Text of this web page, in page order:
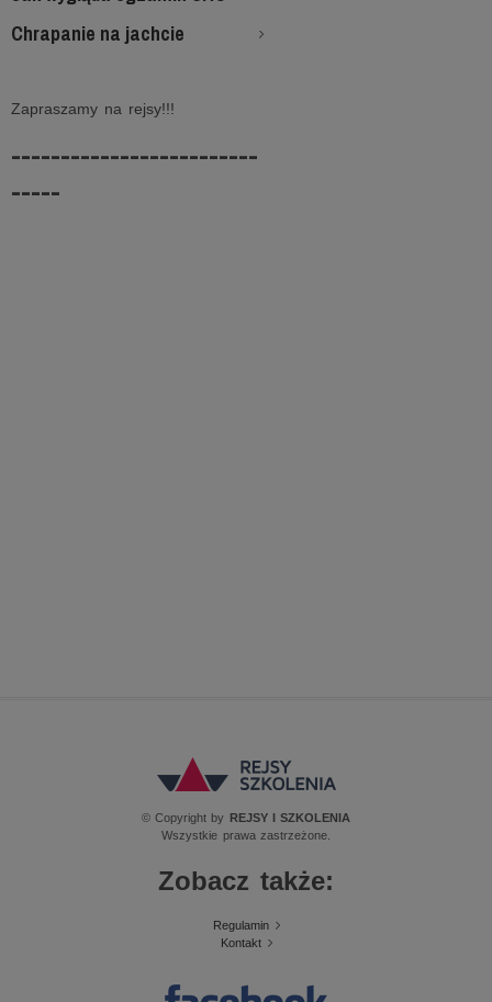
Chrapanie na jachcie
Zapraszamy na rejsy!!!
-------------------------
-----
© Copyright by REJSY I SZKOLENIA
Wszystkie prawa zastrzeżone.
Zobacz także:
Regulamin
Kontakt